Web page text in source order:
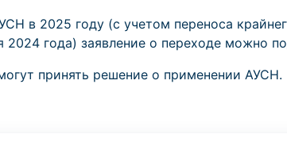
в 2025 году (с учетом переноса
2024 года) заявление о переходе можно
принять решение о применении АУСН.